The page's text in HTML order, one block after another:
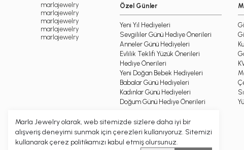
Marla Jewelry olarak, web sitemizde sizlere daha iyi bir
alışveriş deneyimi sunmak için çerezleri kullanıyoruz. Sitemizi
kullanarak çerez politikamızı kabul etmiş olursunuz.
marlajewelry
marlajewelry
marlajewelry
marlajewelry
marlajewelry
Özel Günler
Yeni Yıl Hediyeleri
Sevgililer Günü Hediye Önerileri
Anneler Günü Hediyeleri
Evlilik Teklifi Yüzük Önerileri
Hediye Önerileri
Yeni Doğan Bebek Hediyeleri
Babalar Günü Hediyeleri
Kadınlar Günü Hediyeleri
Doğum Günü Hediye Önerileri